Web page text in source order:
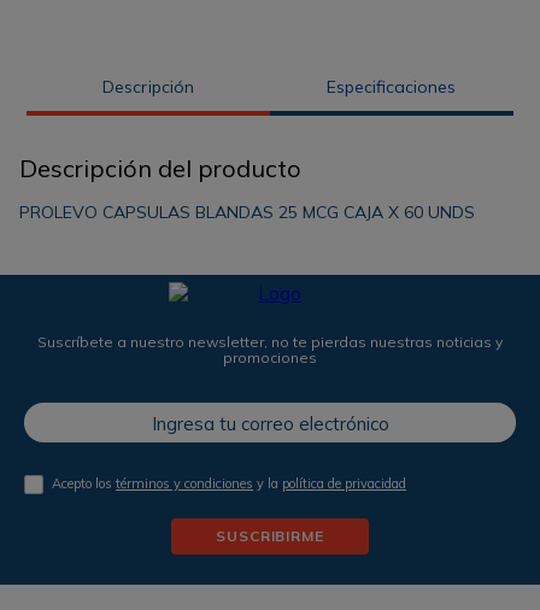
Descripción Especificaciones
Descripción del producto
PROLEVO CAPSULAS BLANDAS 25 MCG CAJA X 60 UNDS
Suscríbete a nuestro newsletter, no te pierdas nuestras noticias y
promociones
Acepto lostérminos y condiciones y la política de privacidad
SUSCRIBIRME